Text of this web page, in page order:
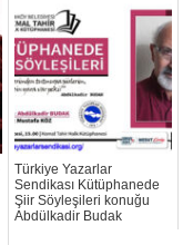
Türkiye Yazarlar
Sendikası Kütüphanede
Şiir Söyleşileri konuğu
Abdülkadir Budak